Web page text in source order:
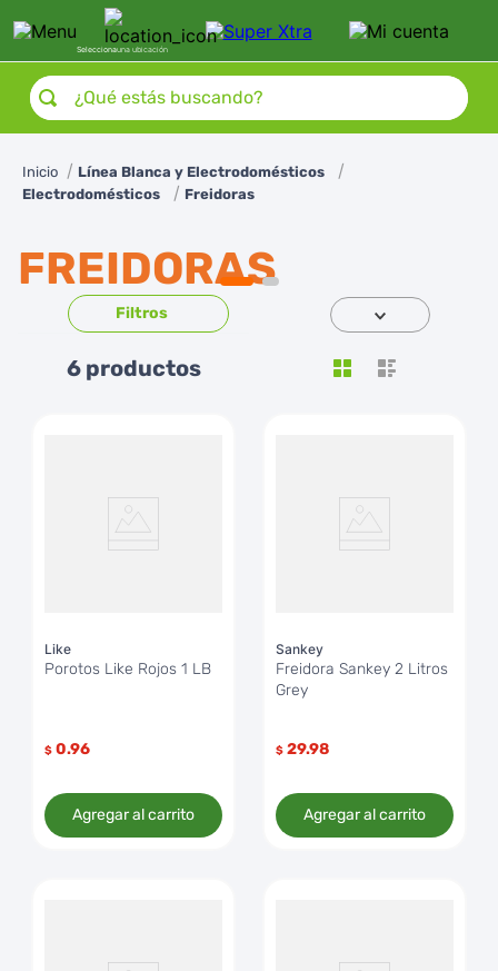
Seleccionauna ubicación
¿Qué estás buscando?
Línea Blanca y Electrodomésticos
Electrodomésticos
Freidoras
FREIDORAS
6 productos
Like
Porotos Like Rojos 1 LB
$ 0.96
Agregar al carrito
Sankey
Freidora Sankey 2 Litros
Grey
$ 29.98
Agregar al carrito